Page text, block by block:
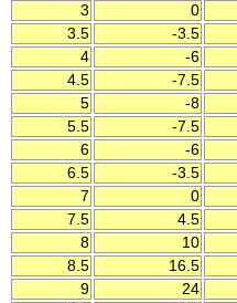
3
0
3.5
-3.5
4
-6
4.5
-7.5
5
-8
5.5
-7.5
6
-6
6.5
-3.5
7
0
7.5
4.5
8
10
8.5
16.5
9
24